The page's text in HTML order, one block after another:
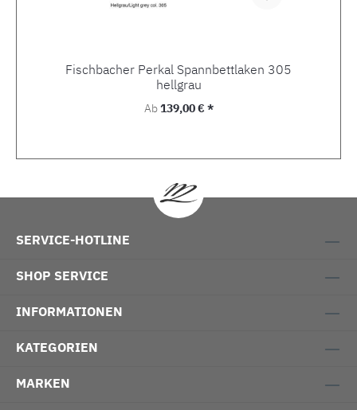
Fischbacher Perkal Spannbettlaken 305
hellgrau
Regulärer Preis:
Ab139,00 € *
SERVICE-HOTLINE
SHOP SERVICE
INFORMATIONEN
KATEGORIEN
MARKEN